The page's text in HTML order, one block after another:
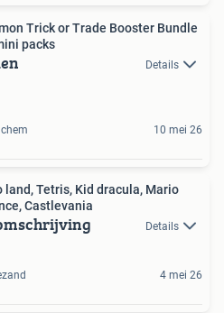
Trick or Trade Booster Bundle
packs
Details
10 mei 26
land, Tetris, Kid dracula, Mario
Castlevania
Details
4 mei 26